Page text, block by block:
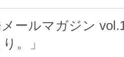
ールマガジン
。」